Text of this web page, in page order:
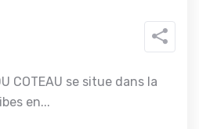
COTEAU se situe dans la
en...